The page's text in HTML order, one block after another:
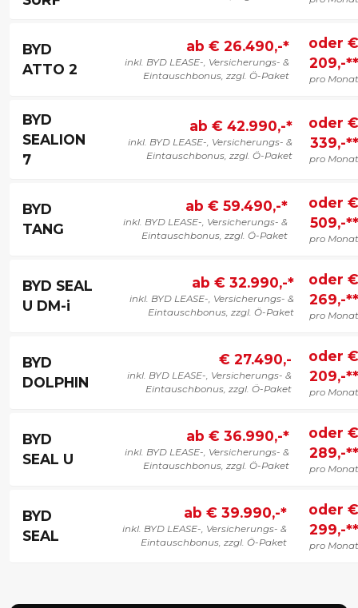
BYD
ATTO 2
ab € 26.490,-*
inkl. BYD LEASE-, Versicherungs- &
Eintauschbonus, zzgl. Ö-Paket
oder €
209,-**
pro Monat
BYD
SEALION
7
ab € 42.990,-*
inkl. BYD LEASE-, Versicherungs- &
Eintauschbonus, zzgl. Ö-Paket
oder €
339,-**
pro Monat
BYD
TANG
ab € 59.490,-*
inkl. BYD LEASE-, Versicherungs- &
Eintauschbonus, zzgl. Ö-Paket
oder €
509,-**
pro Monat
BYD SEAL
U DM-i
ab € 32.990,-*
inkl. BYD LEASE-, Versicherungs- &
Eintauschbonus, zzgl. Ö-Paket
oder €
269,-**
pro Monat
BYD
DOLPHIN
€ 27.490,-
inkl. BYD LEASE-, Versicherungs- &
Eintauschbonus, zzgl. Ö-Paket
oder €
209,-**
pro Monat
BYD
SEAL U
ab € 36.990,-*
inkl. BYD LEASE-, Versicherungs- &
Eintauschbonus, zzgl. Ö-Paket
oder €
289,-**
pro Monat
BYD
SEAL
ab € 39.990,-*
inkl. BYD LEASE-, Versicherungs- &
Eintauschbonus, zzgl. Ö-Paket
oder €
299,-**
pro Monat